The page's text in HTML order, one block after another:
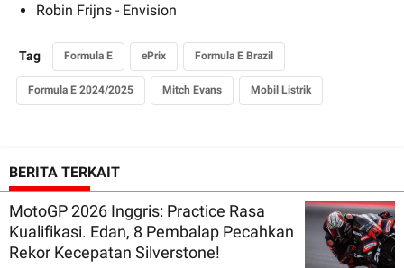
Robin Frijns - Envision
Tag Formula E ePrix Formula E Brazil
Formula E 2024/2025 Mitch Evans Mobil Listrik
BERITA TERKAIT
MotoGP 2026 Inggris: Practice Rasa
Kualifikasi. Edan, 8 Pembalap Pecahkan
Rekor Kecepatan Silverstone!